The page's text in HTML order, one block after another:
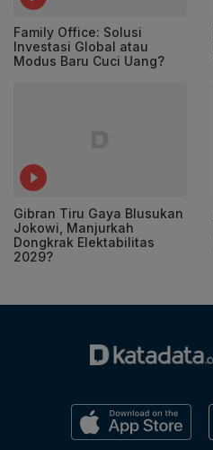
Family Office: Solusi
Investasi Global atau
Modus Baru Cuci Uang?
Gibran Tiru Gaya Blusukan
Jokowi, Manjurkah
Dongkrak Elektabilitas
2029?